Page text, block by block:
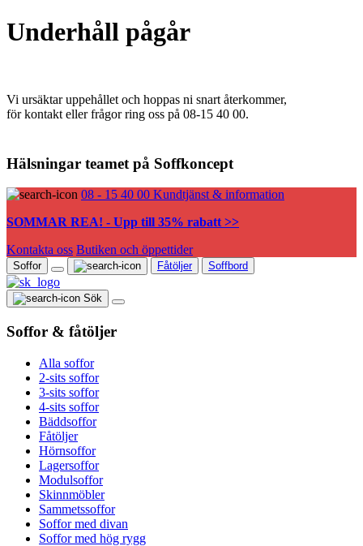
Underhåll pågår
Vi ursäktar uppehållet och hoppas ni snart återkommer,
för kontakt eller frågor ring oss på 08-15 40 00.
Hälsningar teamet på Soffkoncept
08 - 15 40 00 Kundtjänst & information
SOMMAR REA! - Upp till 35% rabatt >>
Kontakta oss Butiken och öppettider
Soffor Fåtöljer Soffbord
Sök
Soffor & fåtöljer
Alla soffor
2-sits soffor
3-sits soffor
4-sits soffor
Bäddsoffor
Fåtöljer
Hörnsoffor
Lagersoffor
Modulsoffor
Skinnmöbler
Sammetssoffor
Soffor med divan
Soffor med hög rygg